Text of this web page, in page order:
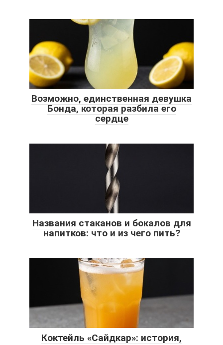
Возможно, единственная девушка
Бонда, которая разбила его
сердце
Названия стаканов и бокалов для
напитков: что и из чего пить?
Коктейль «Сайдкар»: история,